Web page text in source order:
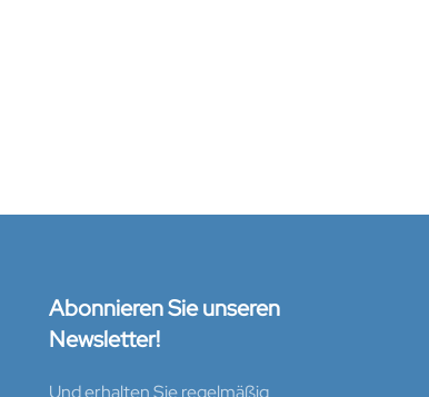
Abonnieren Sie unseren
Newsletter!
Und erhalten Sie regelmäßig